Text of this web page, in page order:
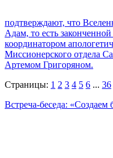
подтверждают, что
Адам, то есть
координатором
Миссионерского отдела
Артемом Григоряном.
Страницы: 1 2 3 4 5 6 ... 36
Встреча-беседа: «Создаем